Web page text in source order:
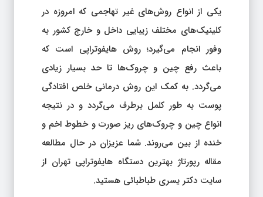
یکی از انواع روش‌های غیر تهاجمی که امروزه در
کلینیک‌های مختلف زیبایی داخل و خارج کشور به
وفور انجام می‌گیرد؛ روش هایفوتراپی است که
باعث رفع چین و چروک‌ها تا حد بسیار زیادی
می‌گردد. به کمک این روش درمانی خلص افتادگی
پوست به طور کلمل برطرف می‌گردد و در نتیجه
انواع چین و چروک‌های ریز صورت و خطوط اخم و
خنده از بین می‌روند. شما عزیزان در حال مطالعه
مقاله رپورتاژ بهترین دستگاه هایفوتراپی تهران از
سایت دکتر یسری طباطبائی هستید.